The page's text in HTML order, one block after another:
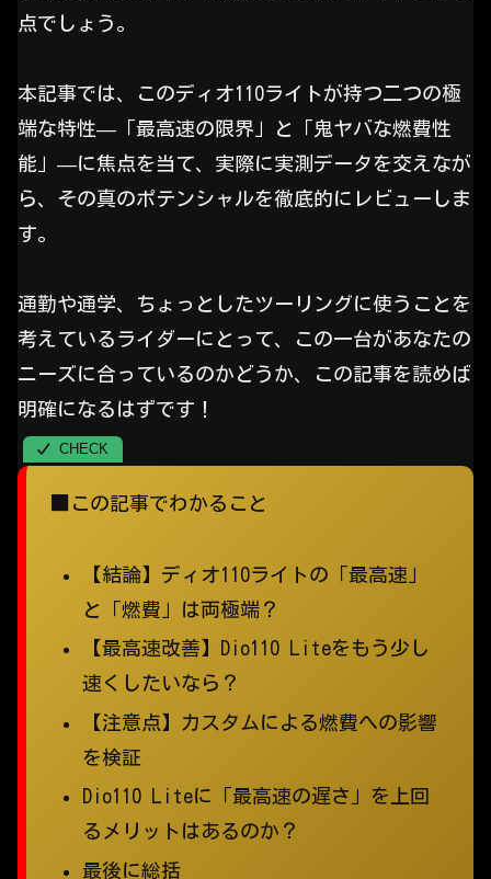
点でしょう。
本記事では、このディオ110ライトが持つ二つの極
端な特性—「最高速の限界」と「鬼ヤバな燃費性
能」—に焦点を当て、実際に実測データを交えなが
ら、その真のポテンシャルを徹底的にレビューしま
す。
通勤や通学、ちょっとしたツーリングに使うことを
考えているライダーにとって、この一台があなたの
ニーズに合っているのかどうか、この記事を読めば
明確になるはずです！
■この記事でわかること
【結論】ディオ110ライトの「最高速」
と「燃費」は両極端？
【最高速改善】Dio110 Liteをもう少し
速くしたいなら？
【注意点】カスタムによる燃費への影響
を検証
Dio110 Liteに「最高速の遅さ」を上回
るメリットはあるのか？
最後に総括